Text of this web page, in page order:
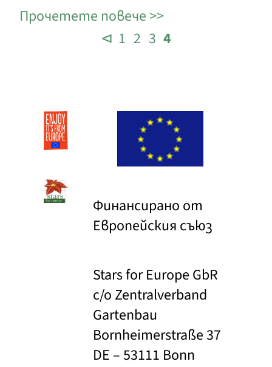
Прочетете повече
⊲ 1 2 3 4
Финансирано от
Европейския съюз
Stars for Europe GbR
c/o Zentralverband
Gartenbau
Bornheimerstraße 37
DE – 53111 Bonn